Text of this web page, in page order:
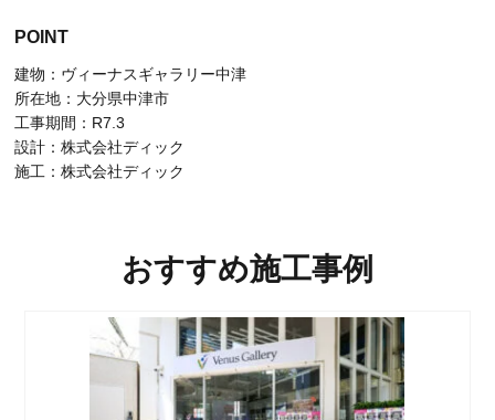
POINT
建物：ヴィーナスギャラリー中津
所在地：大分県中津市
工事期間：R7.3
設計：株式会社ディック
施工：株式会社ディック
おすすめ施工事例